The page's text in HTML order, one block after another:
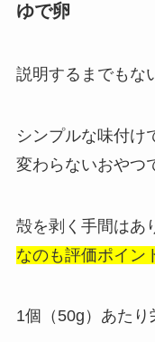
ゆで卵
説明するまでもな
シンプルな味付け
変わらないおやつ
殻を剥く手間はあ
なのも評価ポイン
1個（50g）あたり